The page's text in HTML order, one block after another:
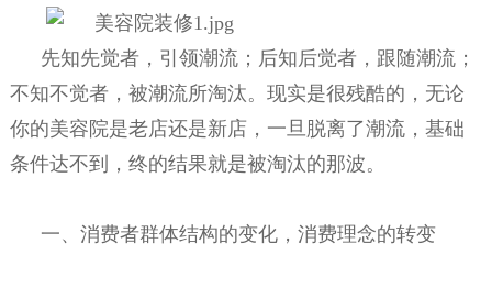
先知先觉者，引领潮流；后知后觉者，跟随潮流；
不知不觉者，被潮流所淘汰。现实是很残酷的，无论
你的美容院是老店还是新店，一旦脱离了潮流，基础
条件达不到，终的结果就是被淘汰的那波。
一、消费者群体结构的变化，消费理念的转变